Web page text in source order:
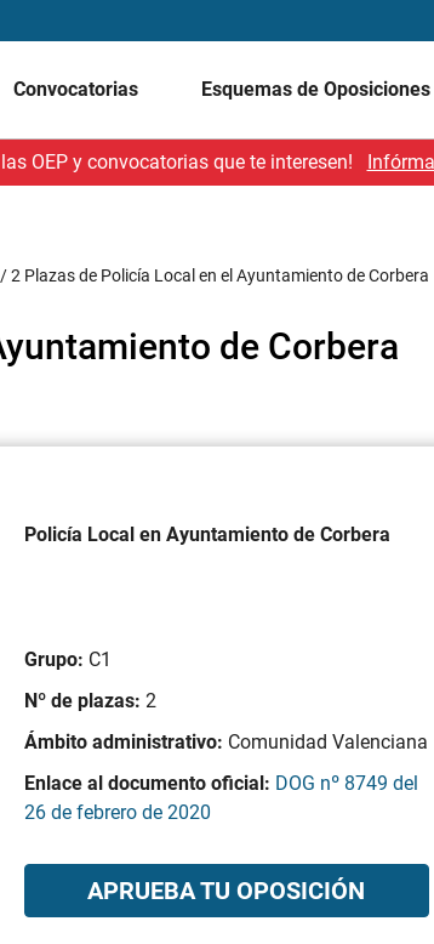
Convocatorias Esquemas de Oposiciones
OEP y convocatorias que te interesen!
/2 Plazas de Policía Local en el Ayuntamiento de Corbera
de Corbera
Policía Local en Ayuntamiento de Corbera
Grupo: C1
Nº de plazas: 2
Ámbito administrativo: Comunidad Valenciana
Enlace al documento oficial: DOG nº 8749 del
26 de febrero de 2020
APRUEBA TU OPOSICIÓN